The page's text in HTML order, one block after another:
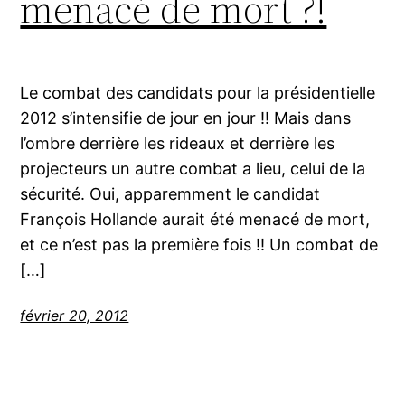
Le combat des candidats pour la présidentielle
2012 s’intensifie de jour en jour !! Mais dans
l’ombre derrière les rideaux et derrière les
projecteurs un autre combat a lieu, celui de la
sécurité. Oui, apparemment le candidat
François Hollande aurait été menacé de mort,
et ce n’est pas la première fois !! Un combat de
[…]
février 20, 2012